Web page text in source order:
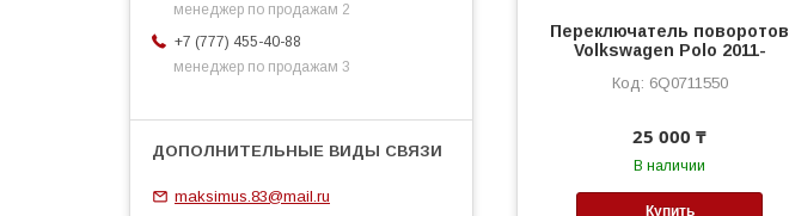
Переключатель поворотов
Volkswagen Polo 2011-
6Q0711550
25 000 ₸
В наличии
Купить
менеджер по продажам 2
+7 (777) 455-40-88
менеджер по продажам 3
maksimus.83@mail.ru